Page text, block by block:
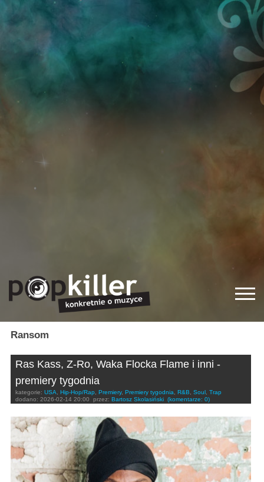
Ransom
Ras Kass, Z-Ro, Waka Flocka Flame i inni -
premiery tygodnia
kategorie: USA, Hip-Hop/Rap, Premiery, Premiery tygodnia, R&B, Soul , Trap
dodano: 2026-02-14 20:00 przez: Bartosz Skolasiński (komentarze: 0)